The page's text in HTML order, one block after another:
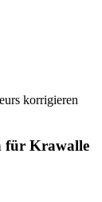
korrigieren
für Krawalle